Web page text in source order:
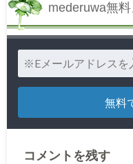
mederuwa無
コメントを残す